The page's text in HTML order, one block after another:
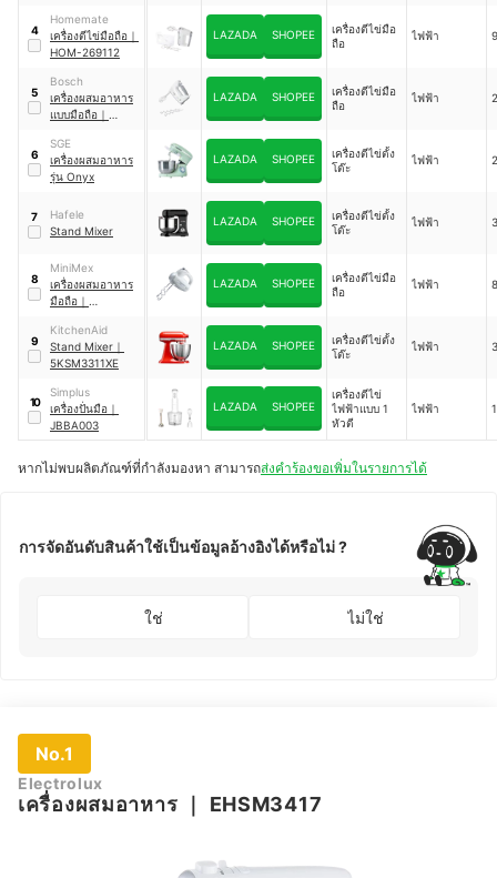
4
Homemate
เครื่องตีไข่มือถือ ｜
HOM-269112
LAZADA SHOPEE
เครื่องตีไข่มือ
ถือ
ไฟฟ้า
5
Bosch
เครื่องผสมอาหาร
แบบมือถือ ｜
LAZADA SHOPEE
เครื่องตีไข่มือ
ถือ
ไฟฟ้า
6
SGE
เครื่องผสมอาหาร
รุ่น Onyx
LAZADA SHOPEE
เครื่องตีไข่ตั้ง
โต๊ะ
ไฟฟ้า
7
Hafele
Stand Mixer
LAZADA SHOPEE
เครื่องตีไข่ตั้ง
โต๊ะ
ไฟฟ้า
8
MiniMex
เครื่องผสมอาหาร
มือถือ ｜
LAZADA SHOPEE
เครื่องตีไข่มือ
ถือ
ไฟฟ้า
9
KitchenAid
Stand Mixer ｜
5KSM3311XE
LAZADA SHOPEE
เครื่องตีไข่ตั้ง
โต๊ะ
ไฟฟ้า
10
Simplus
เครื่องปั่นมือ ｜
JBBA003
LAZADA SHOPEE
เครื่องตีไข่
ไฟฟ้าแบบ 1
หัวตี
ไฟฟ้า
หากไม่พบผลิตภัณฑ์ที่กำลังมองหา สามารถส่งคำร้องขอเพิ่มในรายการได้
การจัดอันดับสินค้าใช้เป็นข้อมูลอ้างอิงได้หรือไม่ ?
ใช่ ไม่ใช่
No.1
Electrolux
เครื่องผสมอาหาร EHSM3417